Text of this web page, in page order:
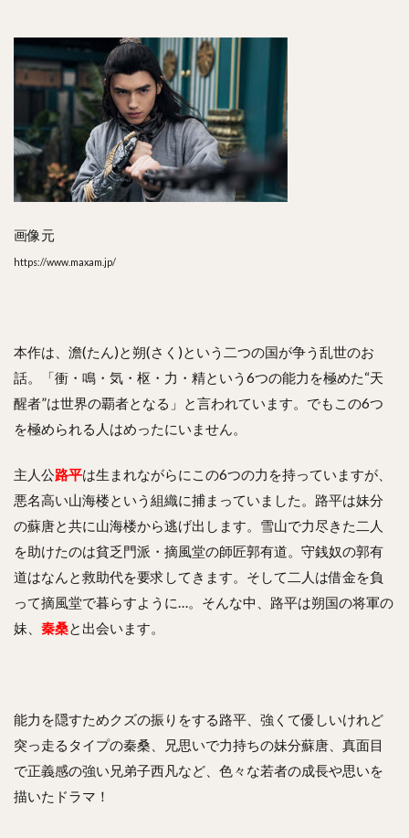
ま
と
画像元
https://www.maxam.jp/
本作は、澹(たん)と朔(さく)という二つの国が争う乱世のお
話。「衝・鳴・気・枢・力・精という6つの能力を極めた“天
醒者”は世界の覇者となる」と言われています。でもこの6つ
を極められる人はめったにいません。
主人公路平は生まれながらにこの6つの力を持っていますが、
悪名高い山海楼という組織に捕まっていました。路平は妹分
の蘇唐と共に山海楼から逃げ出します。雪山で力尽きた二人
を助けたのは貧乏門派・摘風堂の師匠郭有道。守銭奴の郭有
道はなんと救助代を要求してきます。そして二人は借金を負
って摘風堂で暮らすように…。そんな中、路平は朔国の将軍の
妹、 秦桑と出会います。
能力を隠すためクズの振りをする路平、強くて優しいけれど
突っ走るタイプの秦桑、兄思いで力持ちの妹分蘇唐、真面目
で正義感の強い兄弟子西凡など、色々な若者の成長や思いを
描いたドラマ！